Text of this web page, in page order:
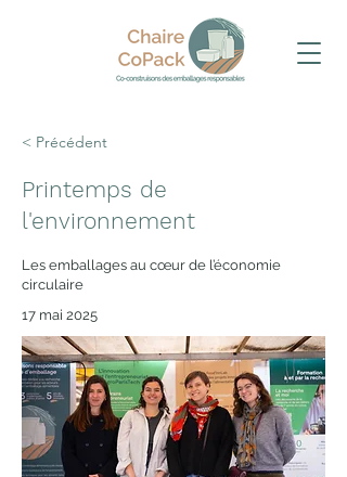
< Précédent
Printemps de
l'environnement
Les emballages au cœur de l’économie
circulaire
17 mai 2025